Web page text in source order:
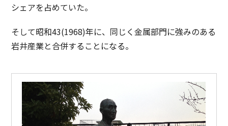
シェアを占めていた。
そして昭和43(1968)年に、同じく金属部門に強みのある
岩井産業と合併することになる。